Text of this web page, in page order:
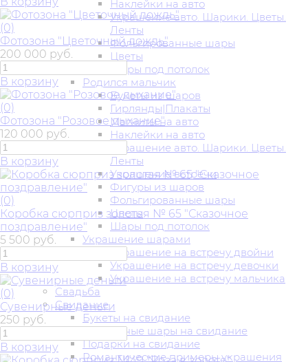
Наклейки на авто
Украшение авто. Шарики. Цветы.
Ленты
Фольгированные шары
Цветы
Шары под потолок
Родился мальчик
Букеты из шаров
Гирлянды|Плакаты
Магниты на авто
Наклейки на авто
Украшение авто. Шарики. Цветы.
Ленты
Украшение встречи
Фигуры из шаров
Фольгированные шары
Цветы
Шары под потолок
Украшение шарами
Украшение на встречу двойни
Украшение на встречу девочки
Украшение на встречу мальчика
Свадьба
Свидание
Букеты на свидание
Воздушные шары на свидание
Подарки на свидание
Романтические примеры украшения
(0)
Фотозона "Цветочный дождь"
200 000 руб.
В корзину
(0)
Фотозона "Розовое дыхание"
120 000 руб.
В корзину
(0)
Коробка сюрприз золотая № 65 "Сказочное
поздравление"
5 500 руб.
В корзину
(0)
Сувенирные деньги
250 руб.
В корзину